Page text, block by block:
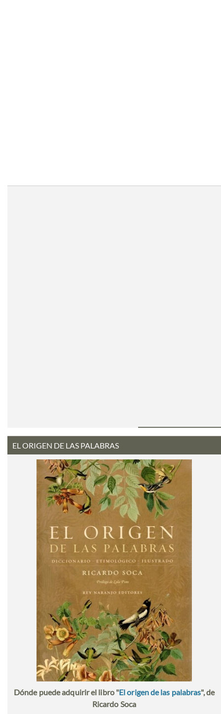
EL ORIGEN DE LAS PALABRAS
Dónde puede adquirir el libro "El origen de las palabras", de
Ricardo Soca